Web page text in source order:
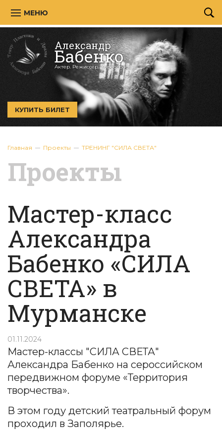
МЕНЮ
Александр
Бабенко
Актер. Режиссёр. Хореограф.
КУПИТЬ БИЛЕТ
Главная Проекты ТРЕНИНГ "СИЛА СВЕТА"
Проекты
Мастер-класс
Александра
Бабенко «СИЛА
СВЕТА» в
Мурманске
01.11.2024
Мастер-классы "СИЛА СВЕТА"
Александра Бабенко на сероссийском
передвижном форуме «Территория
творчества».
В этом году детский театральный форум
проходил в Заполярье.